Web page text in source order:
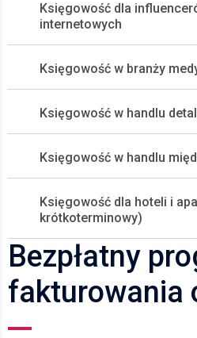
Księgowość dla
internetowych
Księgowość w branży
Księgowość w handlu
Księgowość w handlu
Księgowość dla hoteli i
krótkoterminowy)
Bezpłatny
fakturowania